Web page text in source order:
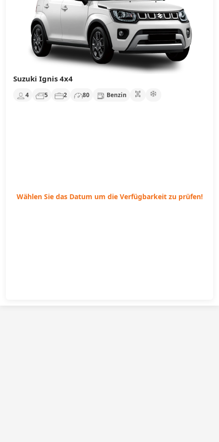
Suzuki Ignis 4x4
4 5 2 80 Benzin
Wählen Sie das Datum um die Verfügbarkeit zu prüfen!